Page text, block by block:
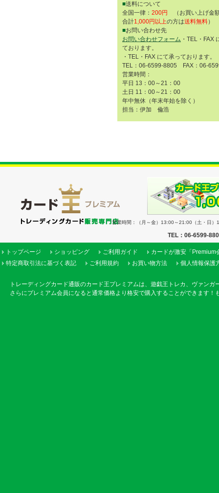
■送料について
全国一律： 200円
（お買い上げ金
合計1,000円以上の方は送料無料）
■お問い合わせ先
お問い合わせフォーム ・TEL・FAX
ております。
・TEL・FAX にて承っております。
TEL：06-6599-8805 FAX：06-
営業時間：
平日 13：00～21：00
土日 11：00～21：00
年中無休（年末年始を除く）
担当：伊加 倫浩
営業時間：（月～金）13:00～21:00（土・日
TEL：06-6599-
トップページ ショッピング ご利用ガイド
カードが激安「Premium
特定商取引法に基づく表記
ご利用規約 お買い物方法 個人情報保護
トレーディングカード通販のカード王プレミアムは、遊戯王トレカ、ヴァン
さらにプレミアム会員になると通常価格より格安で購入することができます